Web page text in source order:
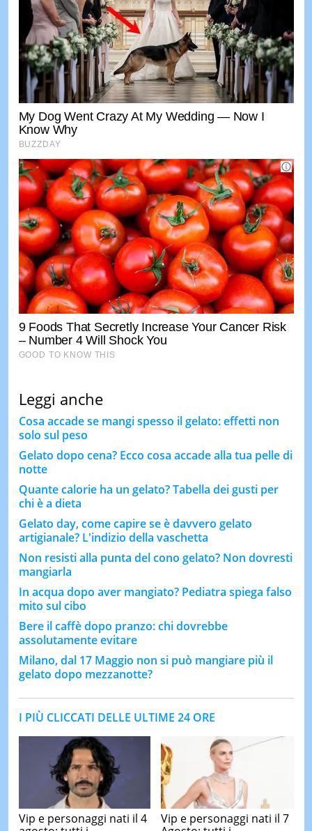
Leggi anche
Cosa accade se mangi spesso il gelato: effetti non
solo sul peso
Gelato dopo cena? Ecco cosa accade alla tua pelle di
notte
Quante calorie ha un gelato? Tabella dei gusti per
chi è a dieta
Gelato day, come capire se è davvero gelato
artigianale? L'indizio della vaschetta
Non resisti alla punta del cono gelato? Non dovresti
mangiarla
In acqua dopo aver mangiato? Pediatra spiega falso
mito sul cibo
Bere il caffè dopo pranzo: chi dovrebbe
assolutamente evitare
Milano, dal 17 Maggio non si può mangiare più il
gelato dopo mezzanotte?
I PIÙ CLICCATI DELLE ULTIME 24 ORE
Vip e personaggi nati il 4
Vip e personaggi nati il 7